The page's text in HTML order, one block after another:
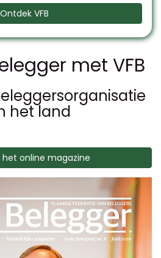
Ontdek VFB
met VFB
het land
het online magazine